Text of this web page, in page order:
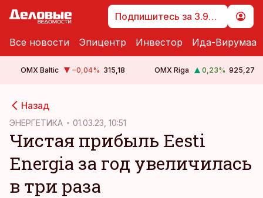
Подпишитесь за 3.99 €
Все новости Эпицентр Инвестор Ида-Вирумаа
OMX Baltic −0,04% 315,18 OMX Riga 0,23% 925,27
Назад
ЭНЕРГЕТИКА 01.03.23, 10:51
Чистая прибыль Eesti
Energia за год увеличилась
в три раза